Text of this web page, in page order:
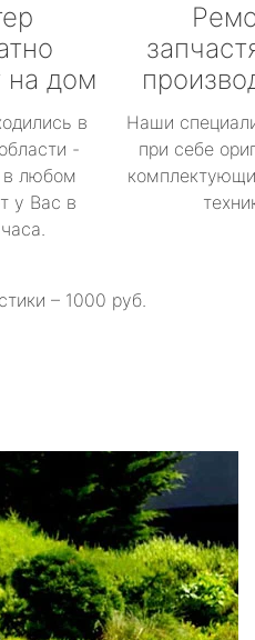
на дом
в
-
любом
у Вас в
Наши
при себе
– 1000 руб.